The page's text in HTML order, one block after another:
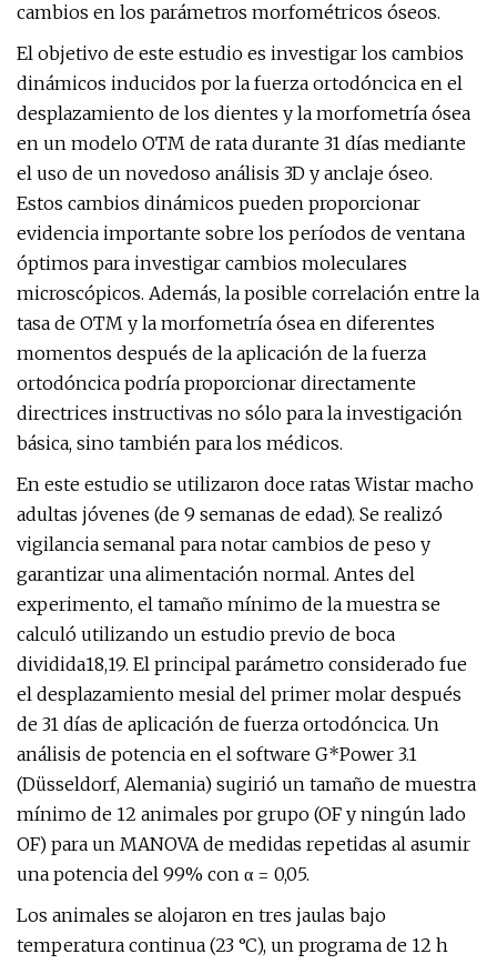
cambios en los parámetros morfométricos óseos.
El objetivo de este estudio es investigar los cambios
dinámicos inducidos por la fuerza ortodóncica en el
desplazamiento de los dientes y la morfometría ósea
en un modelo OTM de rata durante 31 días mediante
el uso de un novedoso análisis 3D y anclaje óseo.
Estos cambios dinámicos pueden proporcionar
evidencia importante sobre los períodos de ventana
óptimos para investigar cambios moleculares
microscópicos. Además, la posible correlación entre la
tasa de OTM y la morfometría ósea en diferentes
momentos después de la aplicación de la fuerza
ortodóncica podría proporcionar directamente
directrices instructivas no sólo para la investigación
básica, sino también para los médicos.
En este estudio se utilizaron doce ratas Wistar macho
adultas jóvenes (de 9 semanas de edad). Se realizó
vigilancia semanal para notar cambios de peso y
garantizar una alimentación normal. Antes del
experimento, el tamaño mínimo de la muestra se
calculó utilizando un estudio previo de boca
dividida18,19. El principal parámetro considerado fue
el desplazamiento mesial del primer molar después
de 31 días de aplicación de fuerza ortodóncica. Un
análisis de potencia en el software G*Power 3.1
(Düsseldorf, Alemania) sugirió un tamaño de muestra
mínimo de 12 animales por grupo (OF y ningún lado
OF) para un MANOVA de medidas repetidas al asumir
una potencia del 99% con α = 0,05.
Los animales se alojaron en tres jaulas bajo
temperatura continua (23 °C), un programa de 12 h